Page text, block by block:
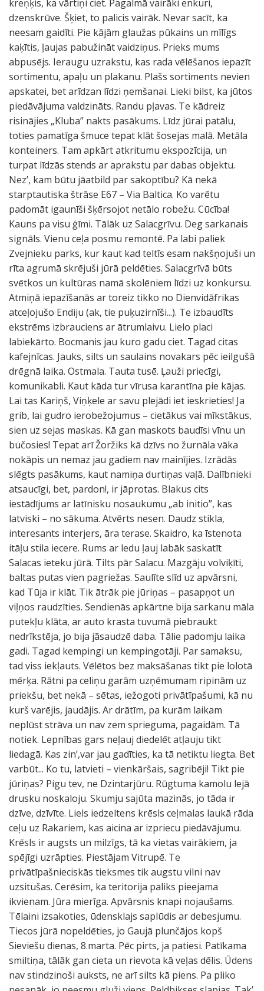
kreņķis, ka vārtiņi ciet. Pagalmā vairāki enkuri,
dzenskrūve. Šķiet, to palicis vairāk. Nevar sacīt, ka
neesam gaidīti. Pie kājām glaužas pūkains un mīlīgs
kaķītis, ļaujas pabužināt vaidziņus. Prieks mums
abpusējs. Ieraugu uzrakstu, kas rada vēlēšanos iepazīt
sortimentu, apaļu un plakanu. Plašs sortiments nevien
apskatei, bet arīdzan līdzi ņemšanai. Lieki bilst, ka jūtos
piedāvājuma valdzināts. Randu pļavas. Te kādreiz
risinājies „Kluba” nakts pasākums. Līdz jūrai patālu,
toties pamatīga šmuce tepat klāt šosejas malā. Metāla
konteiners. Tam apkārt atkritumu ekspozīcija, un
turpat līdzās stends ar aprakstu par dabas objektu.
Nez’, kam būtu jāatbild par sakoptību? Kā nekā
starptautiska štrāse E67 – Via Baltica. Ko varētu
padomāt igaunīši šķērsojot netālo robežu. Cūcība!
Kauns pa visu ģīmi. Tālāk uz Salacgrīvu. Deg sarkanais
signāls. Vienu ceļa posmu remontē. Pa labi paliek
Zvejnieku parks, kur kaut kad teltīs esam nakšņojuši un
rīta agrumā skrējuši jūrā peldēties. Salacgrīvā būts
svētkos un kultūras namā skolēniem līdzi uz konkursu.
Atmiņā iepazīšanās ar toreiz tikko no Dienvidāfrikas
atceļojušo Endiju (ak, tie puķuzirnīši...). Te izbaudīts
ekstrēms izbrauciens ar ātrumlaivu. Lielo placi
labiekārto. Bocmanis jau kuro gadu ciet. Tagad citas
kafejnīcas. Jauks, silts un saulains novakars pēc ieilgušā
drēgnā laika. Ostmala. Tauta tusē. Ļauži priecīgi,
komunikabli. Kaut kāda tur vīrusa karantīna pie kājas.
Lai tas Kariņš, Viņķele ar savu plejādi iet ieskrieties! Ja
grib, lai gudro ierobežojumus – cietākus vai mīkstākus,
sien uz sejas maskas. Kā gan maskots baudīsi vīnu un
bučosies! Tepat arī Žoržiks kā dzīvs no žurnāla vāka
nokāpis un nemaz jau gadiem nav mainījies. Izrādās
slēgts pasākums, kaut namiņa durtiņas vaļā. Dalībnieki
atsaucīgi, bet, pardon!, ir jāprotas. Blakus cits
iestādījums ar latīnisku nosaukumu „ab initio”, kas
latviski – no sākuma. Atvērts nesen. Daudz stikla,
interesants interjers, āra terase. Skaidro, ka īstenota
itāļu stila iecere. Rums ar ledu ļauj labāk saskatīt
Salacas ieteku jūrā. Tilts pār Salacu. Mazgāju volviķīti,
baltas putas vien pagriežas. Saulīte slīd uz apvārsni,
kad Tūja ir klāt. Tik ātrāk pie jūriņas – pasapņot un
viļņos raudzīties. Sendienās apkārtne bija sarkanu māla
putekļu klāta, ar auto krasta tuvumā piebraukt
nedrīkstēja, jo bija jāsaudzē daba. Tālie padomju laika
gadi. Tagad kempingi un kempingotāji. Par samaksu,
tad viss iekļauts. Vēlētos bez maksāšanas tikt pie lolotā
mērķa. Rātni pa celiņu garām uzņēmumam ripinām uz
priekšu, bet nekā – sētas, iežogoti privātīpašumi, kā nu
kurš varējis, jaudājis. Ar drātīm, pa kurām laikam
neplūst strāva un nav zem sprieguma, pagaidām. Tā
notiek. Lepnības gars neļauj diedelēt atļauju tikt
liedagā. Kas zin’,var jau gadīties, ka tā netiktu liegta. Bet
varbūt... Ko tu, latvieti – vienkāršais, sagribēji! Tikt pie
jūriņas? Pigu tev, ne Dzintarjūru. Rūgtuma kamolu lejā
drusku noskaloju. Skumju sajūta mazinās, jo tāda ir
dzīve, dzīvīte. Liels iedzeltens krēsls ceļmalas laukā rāda
ceļu uz Rakariem, kas aicina ar izpriecu piedāvājumu.
Krēsls ir augsts un milzīgs, tā ka vietas vairākiem, ja
spējīgi uzrāpties. Piestājam Vitrupē. Te
privātīpašnieciskās tieksmes tik augstu vilni nav
uzsitušas. Cerēsim, ka teritorija paliks pieejama
ikvienam. Jūra mierīga. Apvārsnis knapi nojaušams.
Tēlaini izsakoties, ūdensklajs saplūdis ar debesjumu.
Tiecos jūrā nopeldēties, jo Gaujā plunčājos kopš
Sieviešu dienas, 8.marta. Pēc pirts, ja patiesi. Patīkama
smiltiņa, tālāk gan cieta un rievota kā veļas dēlis. Ūdens
nav stindzinoši auksts, ne arī silts kā piens. Pa pliko